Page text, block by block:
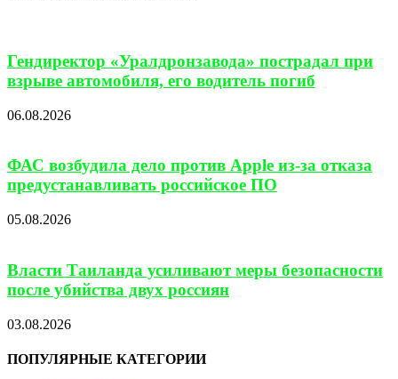
Гендиректор «Уралдронзавода» пострадал при
взрыве автомобиля, его водитель погиб
06.08.2026
ФАС возбудила дело против Apple из-за отказа
предустанавливать российское ПО
05.08.2026
Власти Таиланда усиливают меры безопасности
после убийства двух россиян
03.08.2026
ПОПУЛЯРНЫЕ КАТЕГОРИИ